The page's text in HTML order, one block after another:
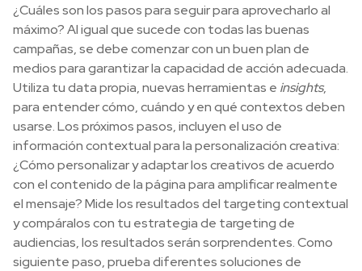
¿Cuáles son los pasos para seguir para aprovecharlo al
máximo? Al igual que sucede con todas las buenas
campañas, se debe comenzar con un buen plan de
medios para garantizar la capacidad de acción adecuada.
Utiliza tu data propia, nuevas herramientas e insights,
para entender cómo, cuándo y en qué contextos deben
usarse. Los próximos pasos, incluyen el uso de
información contextual para la personalización creativa:
¿Cómo personalizar y adaptar los creativos de acuerdo
con el contenido de la página para amplificar realmente
el mensaje? Mide los resultados del targeting contextual
y compáralos con tu estrategia de targeting de
audiencias, los resultados serán sorprendentes. Como
siguiente paso, prueba diferentes soluciones de